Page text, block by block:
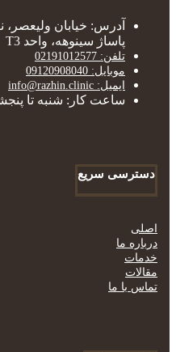
آدرس: خیابان
پاساژ سینوهه، واحد T3
تلفن: 02191012577
موبایل: 09120908040
ایمیل: info@razhin.clinic
ساعت کار: شنبه تا پنجشنبه 10
دسترسی سریع
اصلی
درباره ما
خدمات
مقالات
تماس با ما